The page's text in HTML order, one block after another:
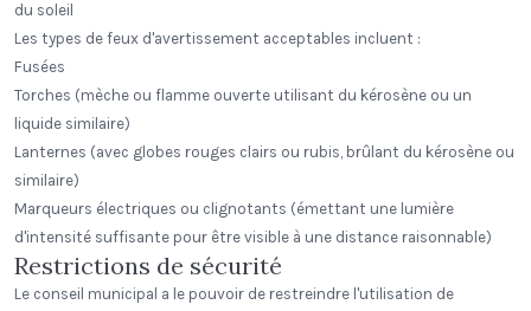
du soleil
Les types de feux d'avertissement acceptables incluent :
Fusées
Torches (mèche ou flamme ouverte utilisant du kérosène ou un
liquide similaire)
Lanternes (avec globes rouges clairs ou rubis, brûlant du kérosène ou
similaire)
Marqueurs électriques ou clignotants (émettant une lumière
d'intensité suffisante pour être visible à une distance raisonnable)
Restrictions de sécurité
Le conseil municipal a le pouvoir de restreindre l'utilisation de